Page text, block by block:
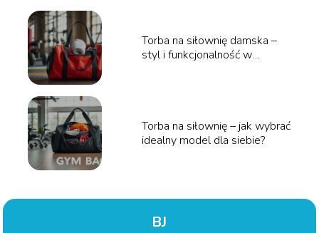
Torba na siłownię damska –
styl i funkcjonalność w
Torba na siłownię – jak wybrać
idealny model dla siebie?
BJ